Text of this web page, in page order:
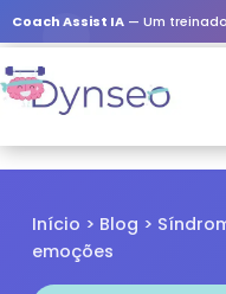
Coach Assist IA — Um treinador vocal
Início > Blog >
emoções